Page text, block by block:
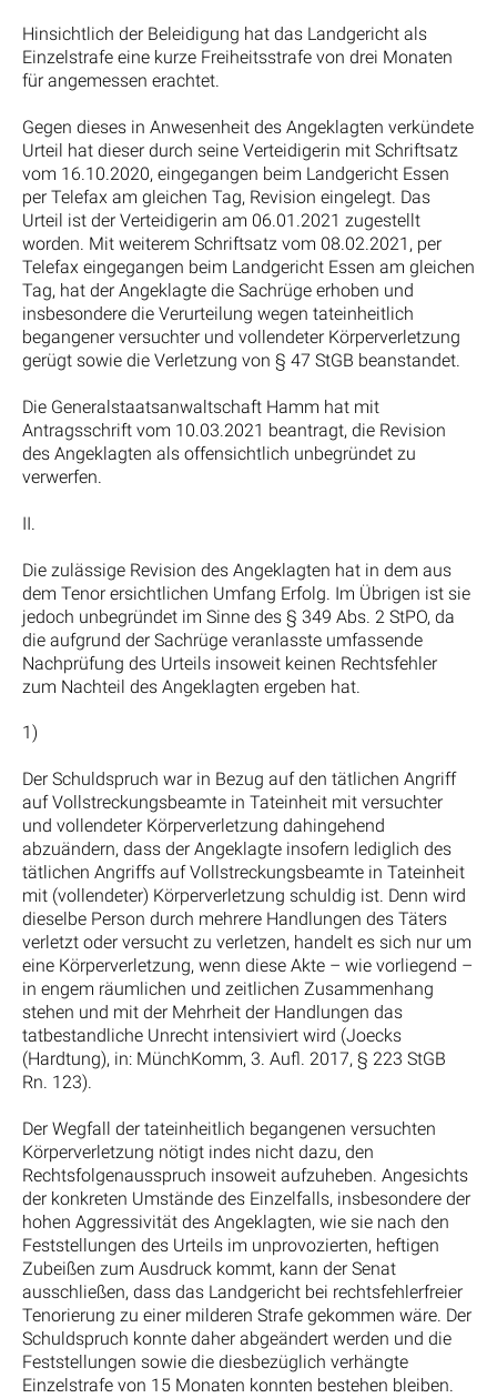
Hinsichtlich der Beleidigung hat das Landgericht als
Einzelstrafe eine kurze Freiheitsstrafe von drei Monaten
für angemessen erachtet.
Gegen dieses in Anwesenheit des Angeklagten verkündete
Urteil hat dieser durch seine Verteidigerin mit Schriftsatz
vom 16.10.2020, eingegangen beim Landgericht Essen
per Telefax am gleichen Tag, Revision eingelegt. Das
Urteil ist der Verteidigerin am 06.01.2021 zugestellt
worden. Mit weiterem Schriftsatz vom 08.02.2021, per
Telefax eingegangen beim Landgericht Essen am gleichen
Tag, hat der Angeklagte die Sachrüge erhoben und
insbesondere die Verurteilung wegen tateinheitlich
begangener versuchter und vollendeter Körperverletzung
gerügt sowie die Verletzung von § 47 StGB beanstandet.
Die Generalstaatsanwaltschaft Hamm hat mit
Antragsschrift vom 10.03.2021 beantragt, die Revision
des Angeklagten als offensichtlich unbegründet zu
verwerfen.
II.
Die zulässige Revision des Angeklagten hat in dem aus
dem Tenor ersichtlichen Umfang Erfolg. Im Übrigen ist sie
jedoch unbegründet im Sinne des § 349 Abs. 2 StPO, da
die aufgrund der Sachrüge veranlasste umfassende
Nachprüfung des Urteils insoweit keinen Rechtsfehler
zum Nachteil des Angeklagten ergeben hat.
1)
Der Schuldspruch war in Bezug auf den tätlichen Angriff
auf Vollstreckungsbeamte in Tateinheit mit versuchter
und vollendeter Körperverletzung dahingehend
abzuändern, dass der Angeklagte insofern lediglich des
tätlichen Angriffs auf Vollstreckungsbeamte in Tateinheit
mit (vollendeter) Körperverletzung schuldig ist. Denn wird
dieselbe Person durch mehrere Handlungen des Täters
verletzt oder versucht zu verletzen, handelt es sich nur um
eine Körperverletzung, wenn diese Akte – wie vorliegend –
in engem räumlichen und zeitlichen Zusammenhang
stehen und mit der Mehrheit der Handlungen das
tatbestandliche Unrecht intensiviert wird (Joecks
(Hardtung), in: MünchKomm, 3. Aufl. 2017, § 223 StGB
Rn. 123).
Der Wegfall der tateinheitlich begangenen versuchten
Körperverletzung nötigt indes nicht dazu, den
Rechtsfolgenausspruch insoweit aufzuheben. Angesichts
der konkreten Umstände des Einzelfalls, insbesondere der
hohen Aggressivität des Angeklagten, wie sie nach den
Feststellungen des Urteils im unprovozierten, heftigen
Zubeißen zum Ausdruck kommt, kann der Senat
ausschließen, dass das Landgericht bei rechtsfehlerfreier
Tenorierung zu einer milderen Strafe gekommen wäre. Der
Schuldspruch konnte daher abgeändert werden und die
Feststellungen sowie die diesbezüglich verhängte
Einzelstrafe von 15 Monaten konnten bestehen bleiben.